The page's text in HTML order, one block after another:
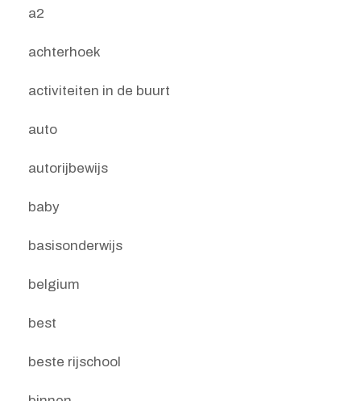
a2
achterhoek
activiteiten in de buurt
auto
autorijbewijs
baby
basisonderwijs
belgium
best
beste rijschool